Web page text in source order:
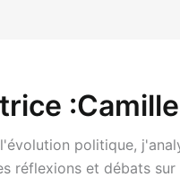
politique,
réflexions et débats